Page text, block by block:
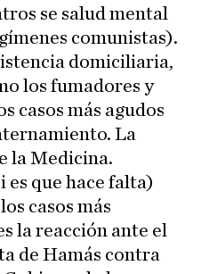
se salud mental
comunistas).
domiciliaria,
los fumadores y
casos más agudos
La
la Medicina.
es que hace falta)
casos más
la reacción ante el
de Hamás contra